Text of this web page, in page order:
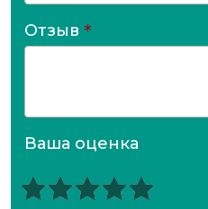
Отзыв *
Ваша оценка